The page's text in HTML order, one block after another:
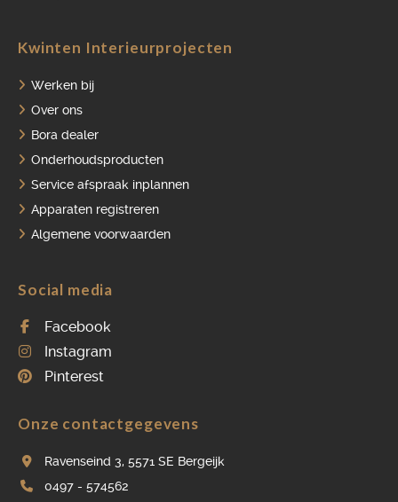
Kwinten Interieurprojecten
Werken bij
Over ons
Bora dealer
Onderhoudsproducten
Service afspraak inplannen
Apparaten registreren
Algemene voorwaarden
Social media
Facebook
Instagram
Pinterest
Onze contactgegevens
Ravenseind 3, 5571 SE Bergeijk
0497 - 574562
APPARATEN REGISTREREN